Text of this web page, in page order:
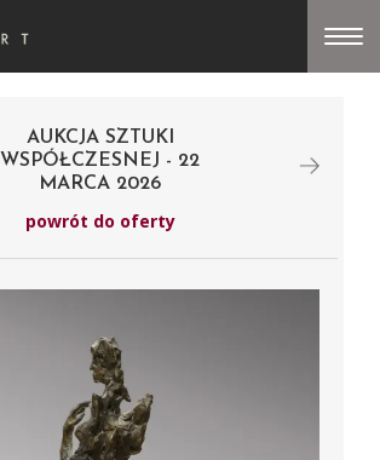
AUKCJA SZTUKI
WSPÓŁCZESNEJ - 22
MARCA 2026
powrót do oferty